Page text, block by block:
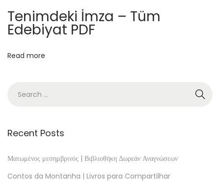
w
n
o
r
e
Tenimdeki İmza – Tüm
Edebiyat PDF
Read more
Recent Posts
Ματωμένος μεσημβρινός | Βιβλιοθήκη Δωρεάν Αναγνώσεων
Contos da Montanha | Livros para Compartilhar